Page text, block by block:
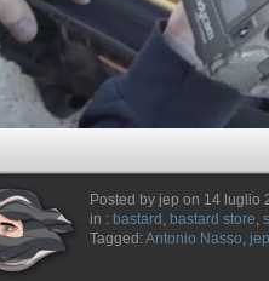
Posted by jep on 14 luglio
in : bastard , bastard store,
Tagged: Antonio Nasso, jep